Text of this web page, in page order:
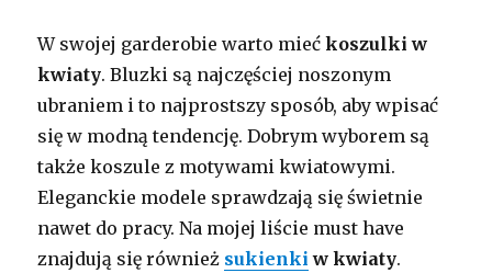
W swojej garderobie warto miećkoszulki w
kwiaty. Bluzki są najczęściej noszonym
ubraniem i to najprostszy sposób, aby wpisać
się w modną tendencję. Dobrym wyborem są
także koszule z motywami kwiatowymi.
Eleganckie modele sprawdzają się świetnie
nawet do pracy. Na mojej liście must have
znajdują się również sukienki w kwiaty.